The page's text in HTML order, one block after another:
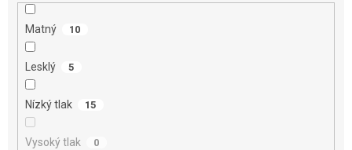
Matný 10
Lesklý 5
Nízký tlak 15
Vysoký tlak 0